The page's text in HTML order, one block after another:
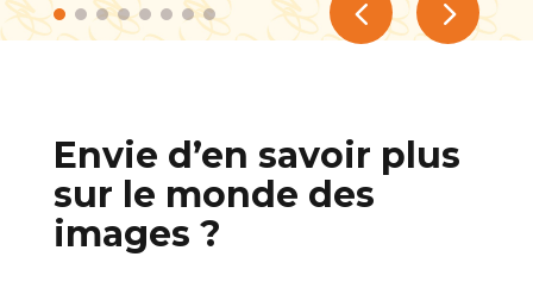
Envie d’en savoir plus
sur le monde des
images ?